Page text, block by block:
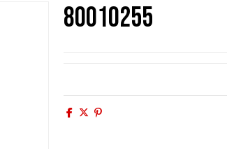
80010255